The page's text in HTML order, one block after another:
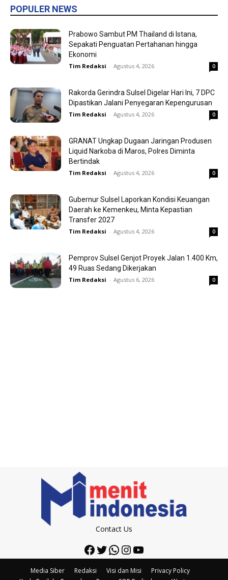
POPULER NEWS
Prabowo Sambut PM Thailand di Istana,
Sepakati Penguatan Pertahanan hingga
Ekonomi
Tim Redaksi - Agustus 4, 2026 0
Rakorda Gerindra Sulsel Digelar Hari Ini, 7 DPC
Dipastikan Jalani Penyegaran Kepengurusan
Tim Redaksi - Agustus 4, 2026 0
GRANAT Ungkap Dugaan Jaringan Produsen
Liquid Narkoba di Maros, Polres Diminta
Bertindak
Tim Redaksi - Agustus 4, 2026 0
Gubernur Sulsel Laporkan Kondisi Keuangan
Daerah ke Kemenkeu, Minta Kepastian
Transfer 2027
Tim Redaksi - Agustus 4, 2026 0
Pemprov Sulsel Genjot Proyek Jalan 1.400 Km,
49 Ruas Sedang Dikerjakan
Tim Redaksi - Agustus 6, 2026 0
Contact Us
Facebook
Twitter
WhatsApp
Instagram
YouTube
Media Siber Redaksi Visi dan Misi
Privacy Policy